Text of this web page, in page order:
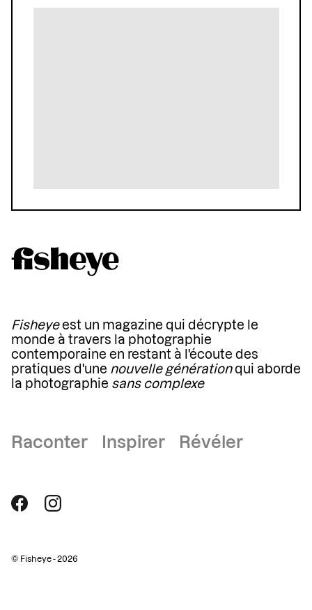
Fisheyeest un magazine qui décrypte le
monde à travers la photographie
contemporaine en restant à l'écoute des
pratiques d'une nouvelle générationqui aborde
la photographie sans complexe
Raconter Inspirer Révéler
© Fisheye - 2026